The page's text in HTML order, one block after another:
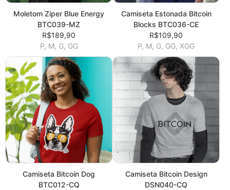
Moletom Ziper Blue Energy
BTC039-MZ
R$189,90
P, M, G, GG
Camiseta Estonada Bitcoin
Blocks BTC036-CE
R$109,90
P, M, G, GG, XGG
Camiseta Bitcoin Dog
BTC012-CQ
Camiseta Bitcoin Design
DSN040-CQ